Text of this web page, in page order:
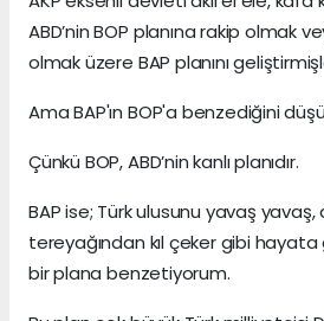
ABD’nin BOP planına rakip olmak
olmak üzere BAP planını
Ama BAP'ın BOP'a benzediğini
Çünkü BOP, ABD’nin kanlı planıdır.
BAP ise; Türk ulusunu yavaş yavaş,
tereyağından kıl çeker gibi
bir plana benzetiyorum.